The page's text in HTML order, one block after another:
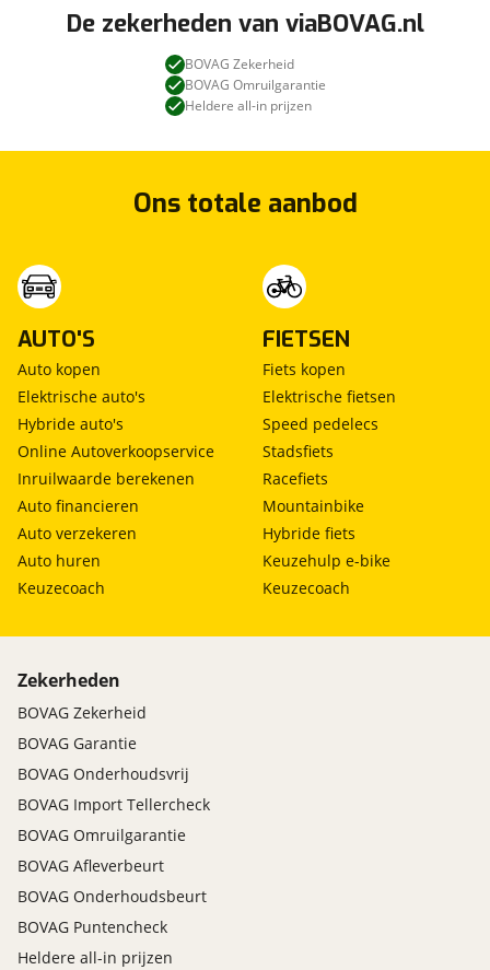
De zekerheden van viaBOVAG.nl
BOVAG Zekerheid
BOVAG Omruilgarantie
Heldere all-in prijzen
Ons totale aanbod
AUTO'S
Auto kopen
Elektrische auto's
Hybride auto's
Online Autoverkoopservice
Inruilwaarde berekenen
Auto financieren
Auto verzekeren
Auto huren
Keuzecoach
FIETSEN
Fiets kopen
Elektrische fietsen
Speed pedelecs
Stadsfiets
Racefiets
Mountainbike
Hybride fiets
Keuzehulp e-bike
Keuzecoach
Zekerheden
BOVAG Zekerheid
BOVAG Garantie
BOVAG Onderhoudsvrij
BOVAG Import Tellercheck
BOVAG Omruilgarantie
BOVAG Afleverbeurt
BOVAG Onderhoudsbeurt
BOVAG Puntencheck
Heldere all-in prijzen